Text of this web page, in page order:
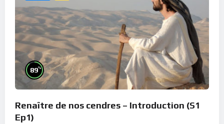
89%
Renaître de nos cendres – Introduction (S1
Ep1)